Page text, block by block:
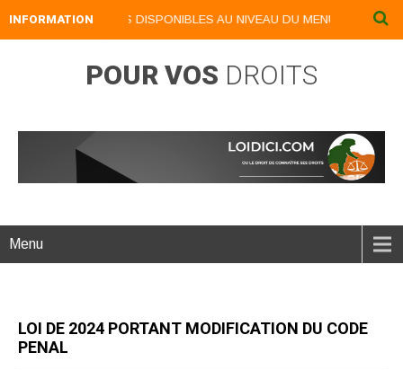
INFORMATION
NUMERIQUES DISPONIBLES AU NIVEAU DU MENU ...NOS LIVRES
POUR VOS DROITS
Menu
LOI DE 2024 PORTANT MODIFICATION DU CODE
PENAL